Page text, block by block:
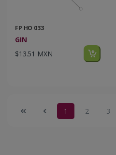
FP HO 033
GIN
$13.51 MXN
1 2 3